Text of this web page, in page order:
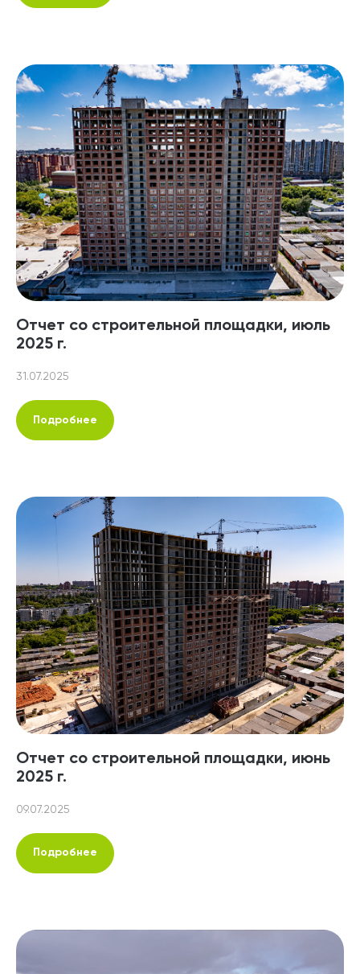
Отчет со строительной площадки, июль
2025 г.
31.07.2025
Подробнее
Отчет со строительной площадки, июнь
2025 г.
09.07.2025
Подробнее